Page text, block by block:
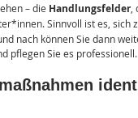
– die Handlungsfelder,
Sinnvoll ist es, sich
nach können Sie dann
pflegen Sie es professionell.